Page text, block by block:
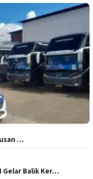
…
Gelar Balik Ker…